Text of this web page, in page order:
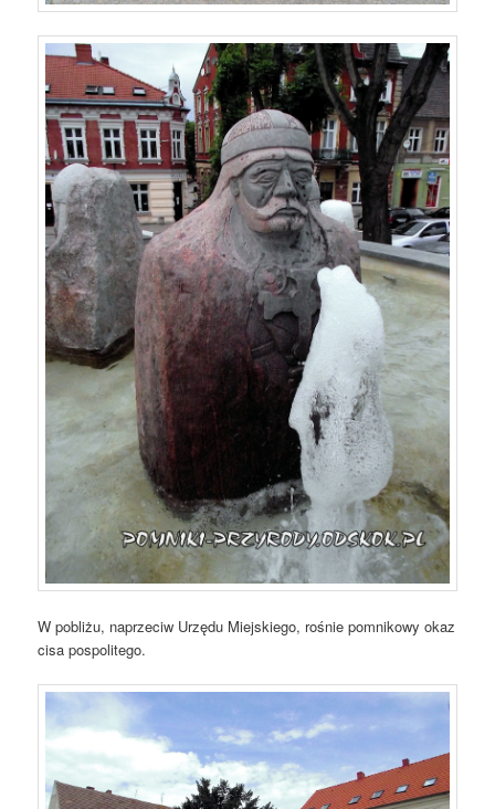
W pobliżu, naprzeciw Urzędu Miejskiego, rośnie pomnikowy okaz
cisa pospolitego.